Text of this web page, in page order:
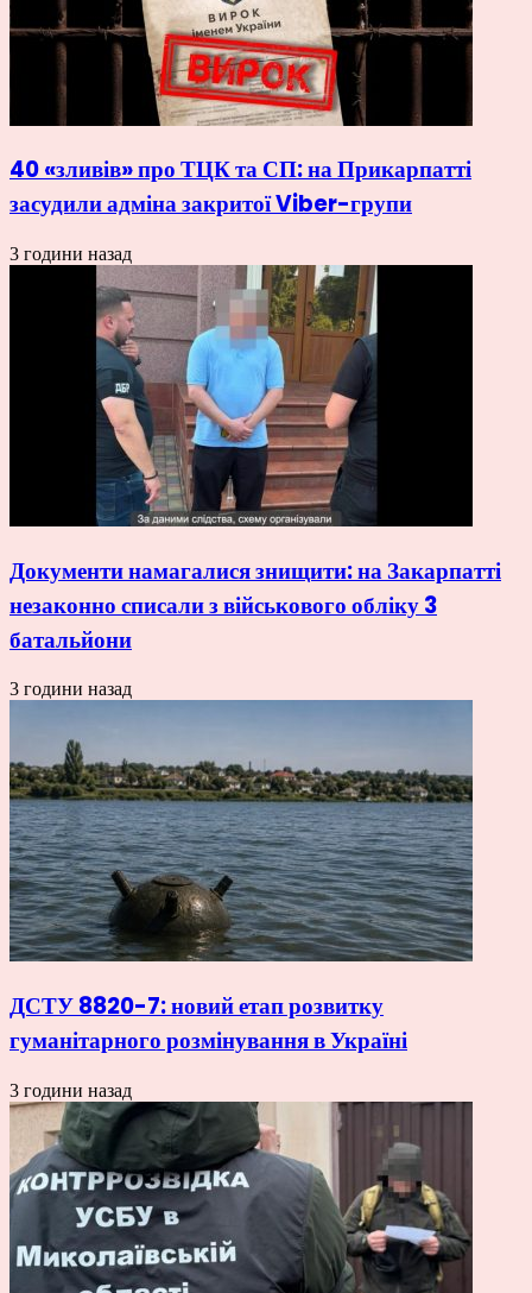
40 «зливів» про ТЦК та СП: на Прикарпатті
засудили адміна закритої Viber-групи
3 години назад
Документи намагалися знищити: на Закарпатті
незаконно списали з військового обліку 3
батальйони
3 години назад
ДСТУ 8820-7: новий етап розвитку
гуманітарного розмінування в Україні
3 години назад